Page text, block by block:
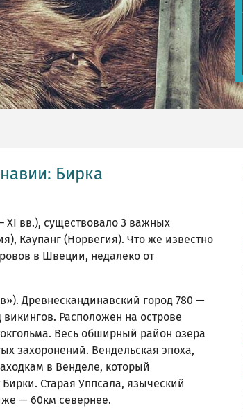
Бирка
XI вв.), существовало 3 важных
Каупанг (Норвегия). Что же известно
в Швеции, недалеко от
Древнескандинавский город 780 —
Расположен на острове
Весь обширный район озера
захоронений. Вендельская эпоха,
в Венделе, который
Старая Уппсала, языческий
— 60км севернее.